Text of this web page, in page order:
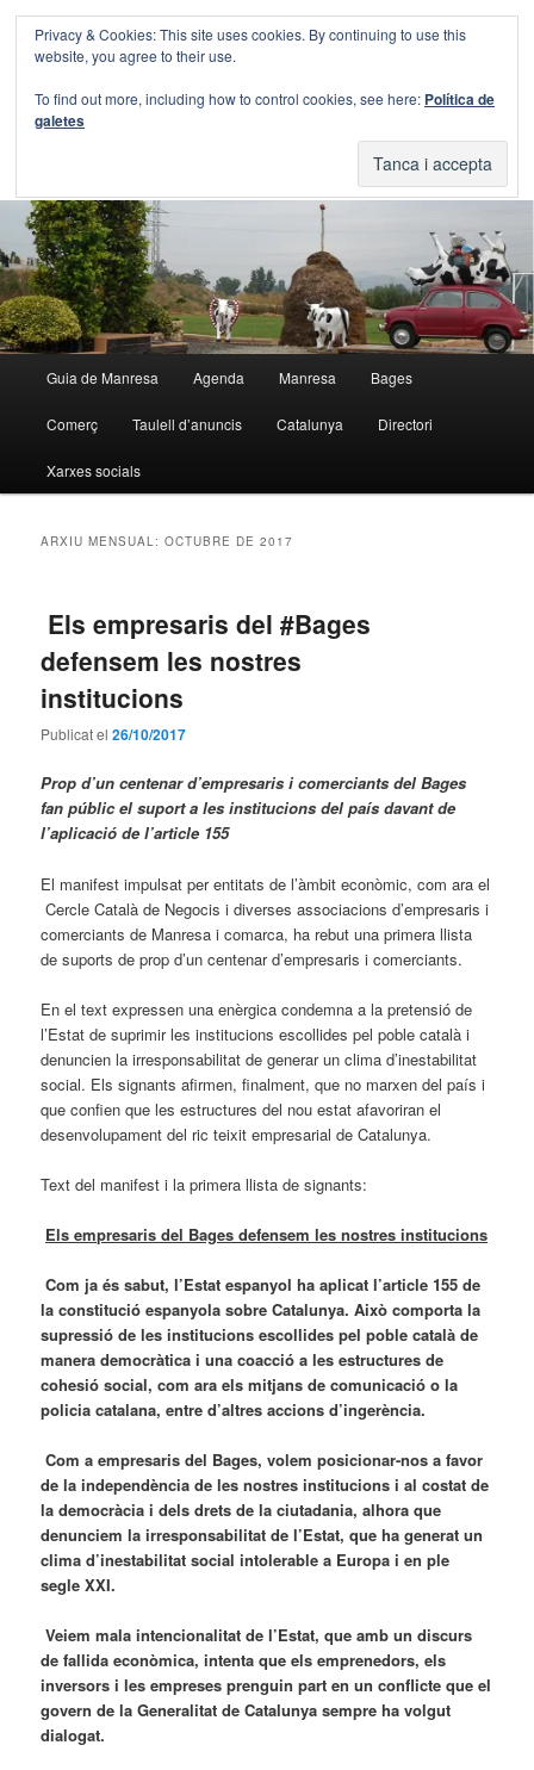
Aneu
contingut
Aneu
contingut
Blog Guia Manresa
principal
Guia de Manresa Agenda Manresa Bages
Comerç Taulell d’anuncis Catalunya Directori
Xarxes socials
ARXIU MENSUAL:OCTUBRE DE 2017
Els empresaris del #Bages
defensem les nostres
institucions
Publicat el26/10/2017
Prop d’un centenar d’empresaris i comerciants del Bages
fan públic el suport a les institucions del país davant de
l’aplicació de l’article 155
El manifest impulsat per entitats de l’àmbit econòmic, com ara el
Cercle Català de Negocis i diverses associacions d’empresaris i
comerciants de Manresa i comarca, ha rebut una primera llista
de suports de prop d’un centenar d’empresaris i comerciants.
En el text expressen una enèrgica condemna a la pretensió de
l’Estat de suprimir les institucions escollides pel poble català i
denuncien la irresponsabilitat de generar un clima d’inestabilitat
social. Els signants afirmen, finalment, que no marxen del país i
que confien que les estructures del nou estat afavoriran el
desenvolupament del ric teixit empresarial de Catalunya.
Text del manifest i la primera llista de signants:
Els empresaris del Bages defensem les nostres institucions
Com ja és sabut, l’Estat espanyol ha aplicat l’article 155 de
la constitució espanyola sobre Catalunya. Això comporta la
supressió de les institucions escollides pel poble català de
manera democràtica i una coacció a les estructures de
cohesió social, com ara els mitjans de comunicació o la
policia catalana, entre d’altres accions d’ingerència.
Com a empresaris del Bages, volem posicionar-nos a favor
de la independència de les nostres institucions i al costat de
la democràcia i dels drets de la ciutadania, alhora que
denunciem la irresponsabilitat de l’Estat, que ha generat un
clima d’inestabilitat social intolerable a Europa i en ple
segle XXI.
Veiem mala intencionalitat de l’Estat, que amb un discurs
de fallida econòmica, intenta que els emprenedors, els
inversors i les empreses prenguin part en un conflicte que el
govern de la Generalitat de Catalunya sempre ha volgut
dialogat.
Privacy & Cookies: This site uses cookies. By continuing to use this
website, you agree to their use.
To find out more, including how to control cookies, see here: Política de
galetes